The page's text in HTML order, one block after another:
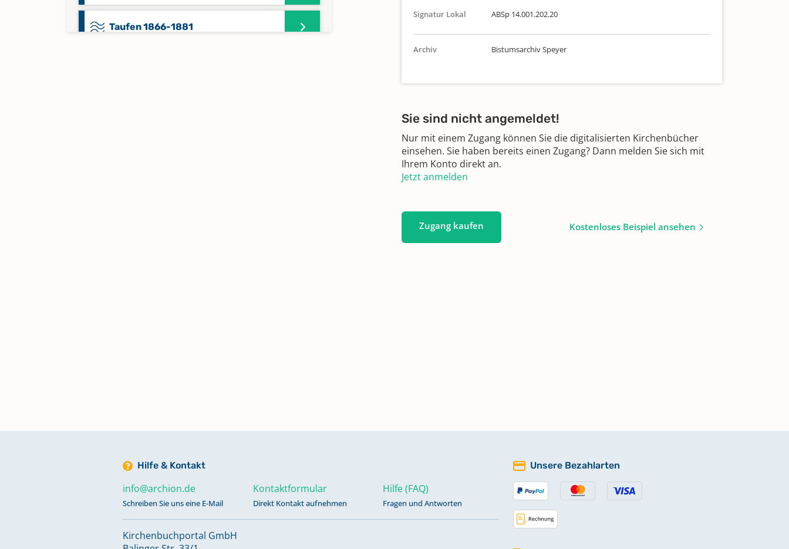
Taufen 1866-1881
Signatur Lokal ABSp 14.001.202.20
Archiv Bistumsarchiv Speyer
Sie sind nicht angemeldet!
Nur mit einem Zugang können Sie die digitalisierten Kirchenbücher
einsehen. Sie haben bereits einen Zugang? Dann melden Sie sich mit
Ihrem Konto direkt an.
Jetzt anmelden
Zugang kaufen Kostenloses Beispiel ansehen
Hilfe & Kontakt
info@archion.de
Schreiben Sie uns eine E-Mail
Kontaktformular
Direkt Kontakt aufnehmen
Hilfe (FAQ)
Fragen und Antworten
Kirchenbuchportal GmbH
Unsere Bezahlarten